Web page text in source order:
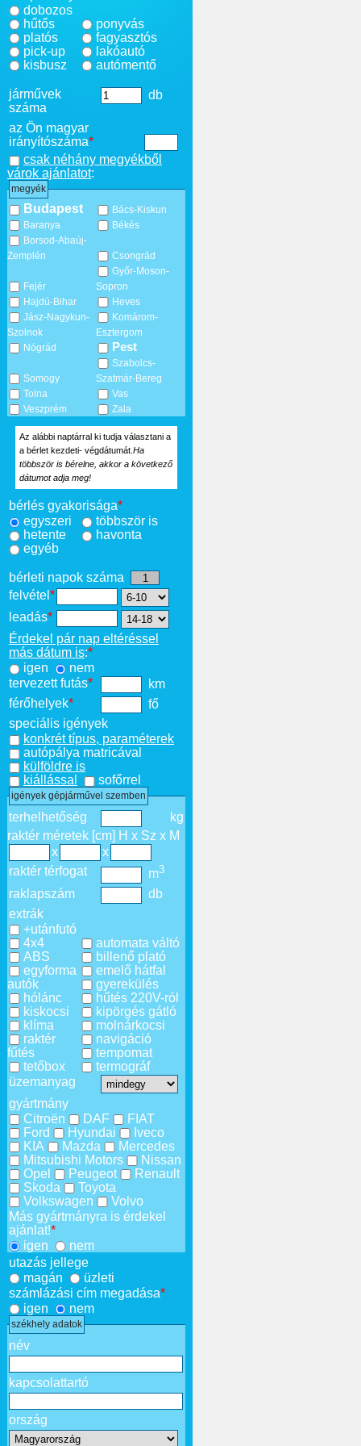
dobozos
hűtős
platós
pick-up
kisbusz
ponyvás
fagyasztós
lakóautó
autómentő
járművek
száma
db
az Ön magyar
irányítószáma*
csak néhány megyékből
várok ajánlatot:
megyék
Budapest
Bács-Kiskun
Baranya
Békés
Borsod-Abaúj-
Zemplén
Csongrád
Fejér
Győr-Moson-
Sopron
Hajdú-Bihar
Heves
Jász-Nagykun-
Szolnok
Komárom-
Esztergom
Nógrád
Pest
Somogy
Szabolcs-
Szatmár-Bereg
Tolna
Vas
Veszprém
Zala
Az alábbi naptárral ki tudja választani a
a bérlet kezdeti- végdátumát. Ha
többször is bérelne, akkor a következő
dátumot adja meg!
bérlés gyakorisága*
egyszeri
többször is
hetente
havonta
egyéb
bérleti napok száma
felvétel *
leadás*
Érdekel pár nap eltéréssel
más dátum is:*
igen
nem
tervezett futás*
km
férőhelyek*
fő
speciális igények
konkrét típus, paraméterek
autópálya matricával
külföldre is
kiállással
sofőrrel
igények gépjárművel szemben
terhelhetőség
kg
raktér méretek [cm] H x Sz x M
x
x
raktér térfogat
m3
raklapszám
db
extrák
+utánfutó
4x4
ABS
egyforma
autók
hólánc
kiskocsi
klíma
raktér
fűtés
tetőbox
automata váltó
billenő plató
emelő hátfal
gyerekülés
hűtés 220V-ról
kipörgés gátló
molnárkocsi
navigáció
tempomat
termográf
üzemanyag
gyártmány
Citroën
DAF
FIAT
Ford
Hyundai
Iveco
KIA
Mazda
Mercedes
Mitsubishi Motors
Nissan
Opel
Peugeot
Renault
Skoda
Toyota
Volkswagen
Volvo
Más gyártmányra is érdekel
ajánlat!*
igen
nem
utazás jellege
magán
üzleti
számlázási cím megadása*
igen
nem
székhely adatok
név
kapcsolattartó
ország